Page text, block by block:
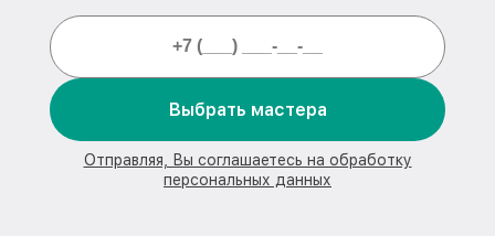
Выбрать мастера
Отправляя, Вы соглашаетесь на обработку
персональных данных